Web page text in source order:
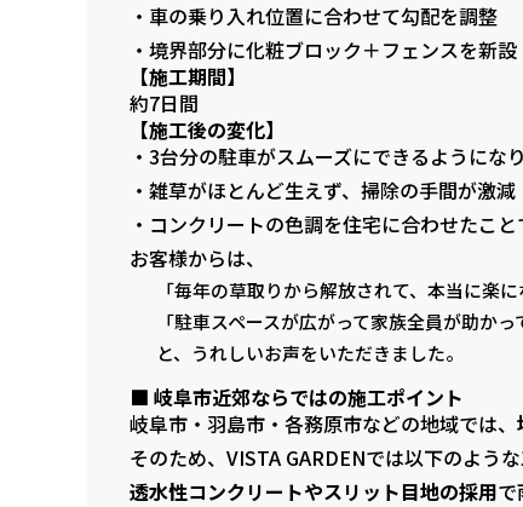
・車の乗り入れ位置に合わせて勾配を調整
・境界部分に化粧ブロック＋フェンスを新設
【施工期間】
約7日間
【施工後の変化】
・3台分の駐車がスムーズにできるようにな
・雑草がほとんど生えず、掃除の手間が激減
・コンクリートの色調を住宅に合わせたこ
お客様からは、
「毎年の草取りから解放されて、本当に楽に
「駐車スペースが広がって家族全員が助かっ
と、うれしいお声をいただきました。
■ 岐阜市近郊ならではの施工ポイント
岐阜市・羽島市・各務原市などの地域では、
そのため、VISTA GARDENでは以下のような
透水性コンクリートやスリット目地の採用